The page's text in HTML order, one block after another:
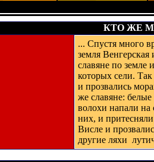
КТО ЖЕ
... Спустя много
земля Венгерская
славяне по земле
которых сели.
и прозвались
же славяне:
волохи напали на
них, и
Висле и
другие ляхи